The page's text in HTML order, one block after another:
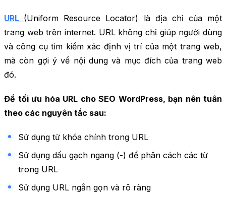
URL (Uniform Resource Locator) là địa chỉ của một
trang web trên internet. URL không chỉ giúp người dùng
và công cụ tìm kiếm xác định vị trí của một trang web,
mà còn gợi ý về nội dung và mục đích của trang web
đó.
Để tối ưu hóa URL cho SEO WordPress, bạn nên tuân
theo các nguyên tắc sau:
Sử dụng từ khóa chính trong URL
Sử dụng dấu gạch ngang (-) để phân cách các từ
trong URL
Sử dụng URL ngắn gọn và rõ ràng